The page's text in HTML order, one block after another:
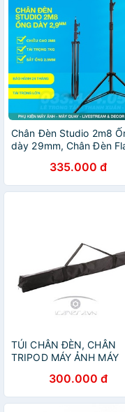
Chân Đèn Studio 2m8
dày 29mm, Chân Đèn
Chân Đèn Livestream
335.000 đ
TÚI CHÂN ĐÈN, CHÂN
TRIPOD MÁY ẢNH MÁY
300.000 đ